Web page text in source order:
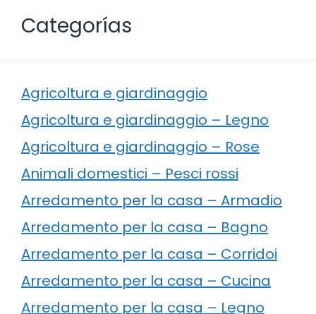
Categorías
Agricoltura e giardinaggio
Agricoltura e giardinaggio – Legno
Agricoltura e giardinaggio – Rose
Animali domestici – Pesci rossi
Arredamento per la casa – Armadio
Arredamento per la casa – Bagno
Arredamento per la casa – Corridoi
Arredamento per la casa – Cucina
Arredamento per la casa – Legno